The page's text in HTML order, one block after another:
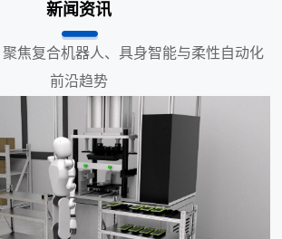
新闻资讯
焦复合机器人、具身智能与柔性自动化
前沿趋势